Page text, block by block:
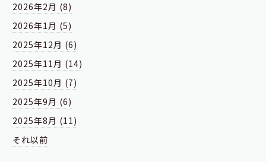
2026年2月 (8)
2026年1月 (5)
2025年12月 (6)
2025年11月 (14)
2025年10月 (7)
2025年9月 (6)
2025年8月 (11)
それ以前